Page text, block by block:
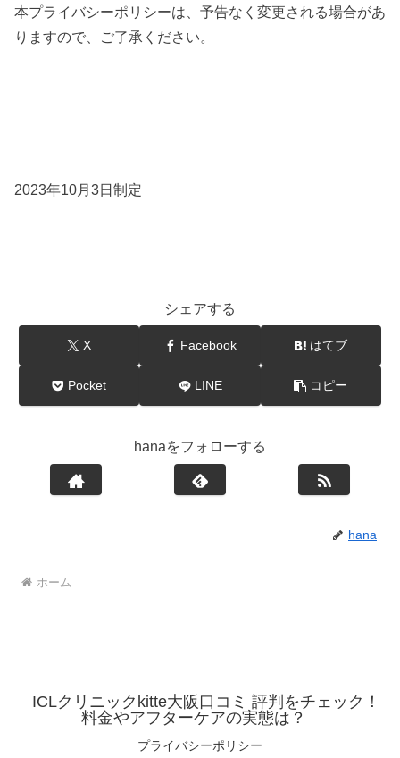
本プライバシーポリシーは、予告なく変更される場合があ
りますので、ご了承ください。
2023年10月3日制定
シェアする
X Facebook はてブ
Pocket LINE コピー
hanaをフォローする
hana
ホーム
ICLクリニックkitte大阪口コミ 評判をチェック！
料金やアフターケアの実態は？
プライバシーポリシー